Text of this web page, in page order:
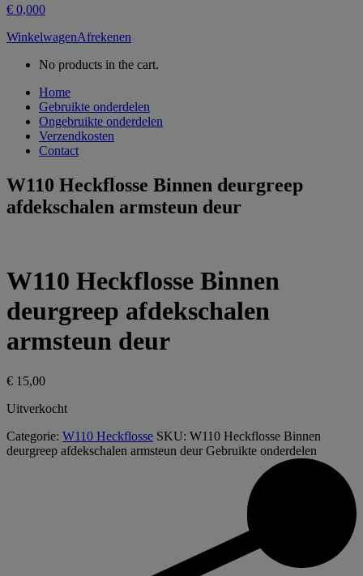
€ 0,000
WinkelwagenAfrekenen
No products in the cart.
Home
Gebruikte onderdelen
Ongebruikte onderdelen
Verzendkosten
Contact
W110 Heckflosse Binnen deurgreep
afdekschalen armsteun deur
W110 Heckflosse Binnen
deurgreep afdekschalen
armsteun deur
€ 15,00
Uitverkocht
Categorie: W110 Heckflosse SKU: W110 Heckflosse Binnen
deurgreep afdekschalen armsteun deurGebruikte onderdelen